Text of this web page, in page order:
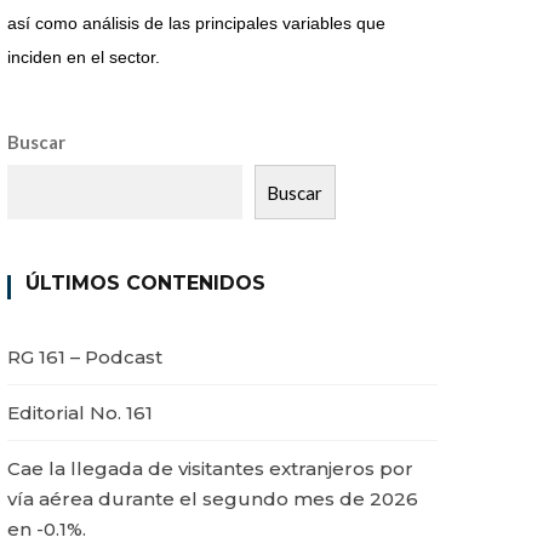
así como análisis de las principales variables que
inciden en el sector.
Buscar
Buscar
ÚLTIMOS CONTENIDOS
RG 161 – Podcast
Editorial No. 161
Cae la llegada de visitantes extranjeros por
vía aérea durante el segundo mes de 2026
en -0.1%.